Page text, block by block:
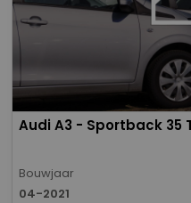
Audi A3 - Sportback 35
Bouwjaar
04-2021